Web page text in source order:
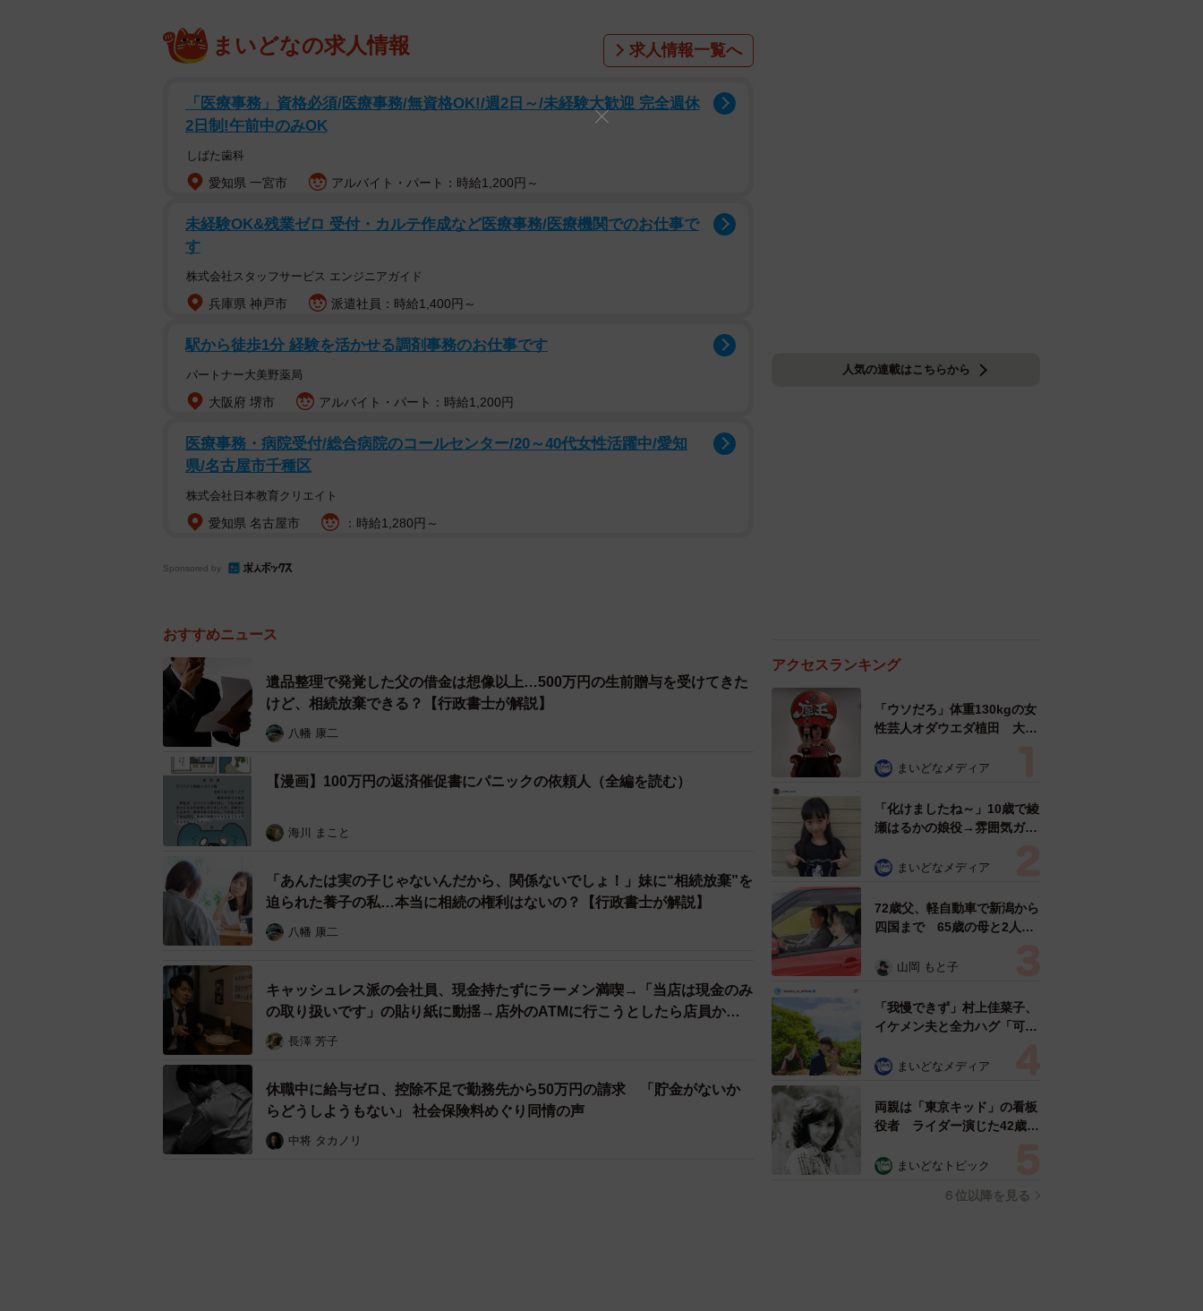
まいどなの求人情報 求人情報一覧へ
「医療事務」資格必須/医療事務/無資格OK!/週2日～/未経験大歓迎 完全週休
2日制!午前中のみOK
しばた歯科
愛知県 一宮市 アルバイト・パート：時給1,200円～
未経験OK&残業ゼロ 受付・カルテ作成など医療事務/医療機関でのお仕事で
す
株式会社スタッフサービス エンジニアガイド
兵庫県 神戸市 派遣社員：時給1,400円～
駅から徒歩1分 経験を活かせる調剤事務のお仕事です
パートナー大美野薬局
大阪府 堺市 アルバイト・パート：時給1,200円
医療事務・病院受付/総合病院のコールセンター/20～40代女性活躍中/愛知
県/名古屋市千種区
株式会社日本教育クリエイト
愛知県 名古屋市 ：時給1,280円～
Sponsored by
おすすめニュース
遺品整理で発覚した父の借金は想像以上…500万円の生前贈与を受けてきた
けど、相続放棄できる？【行政書士が解説】
八幡 康二
【漫画】100万円の返済催促書にパニックの依頼人（全編を読む）
海川 まこと
「あんたは実の子じゃないんだから、関係ないでしょ！」妹に“相続放棄”を
迫られた養子の私…本当に相続の権利はないの？【行政書士が解説】
八幡 康二
キャッシュレス派の会社員、現金持たずにラーメン満喫→「当店は現金のみ
の取り扱いです」の貼り紙に動揺→店外のATMに行こうとしたら店員から
一喝された！【弁護士が解説】
長澤 芳子
休職中に給与ゼロ、控除不足で勤務先から50万円の請求 「貯金がないか
らどうしようもない」 社会保険料めぐり同情の声
中将 タカノリ
人気の連載はこちらから
アクセスランキング
「ウソだろ」体重130kgの女
性芸人オダウエダ植田 大学
で」 まいどなメディア
「化けましたね～」10歳で綾
瀬はるかの娘役→雰囲気ガラ
雰囲気が」「宝塚に入れそ
まいどなメディア
72歳父、軽自動車で新潟から
四国まで 65歳の母と2人で
憩まで分刻み… 「大学生で
山岡 もと子
「我慢できず」村上佳菜子、
イケメン夫と全力ハグ「可愛
まいどなメディア
両親は「東京キッド」の看板
役者 ライダー演じた42歳元
ングフォト」計画を明言
まいどなトピック
６位以降を見る